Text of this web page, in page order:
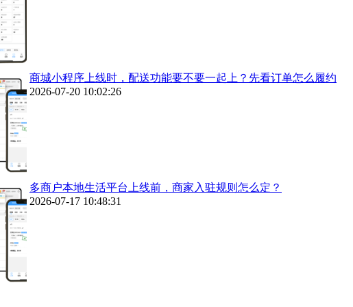
商城小程序上线时，配送功能要不要一起上？先看订单怎么履约
2026-07-20 10:02:26
多商户本地生活平台上线前，商家入驻规则怎么定？
2026-07-17 10:48:31